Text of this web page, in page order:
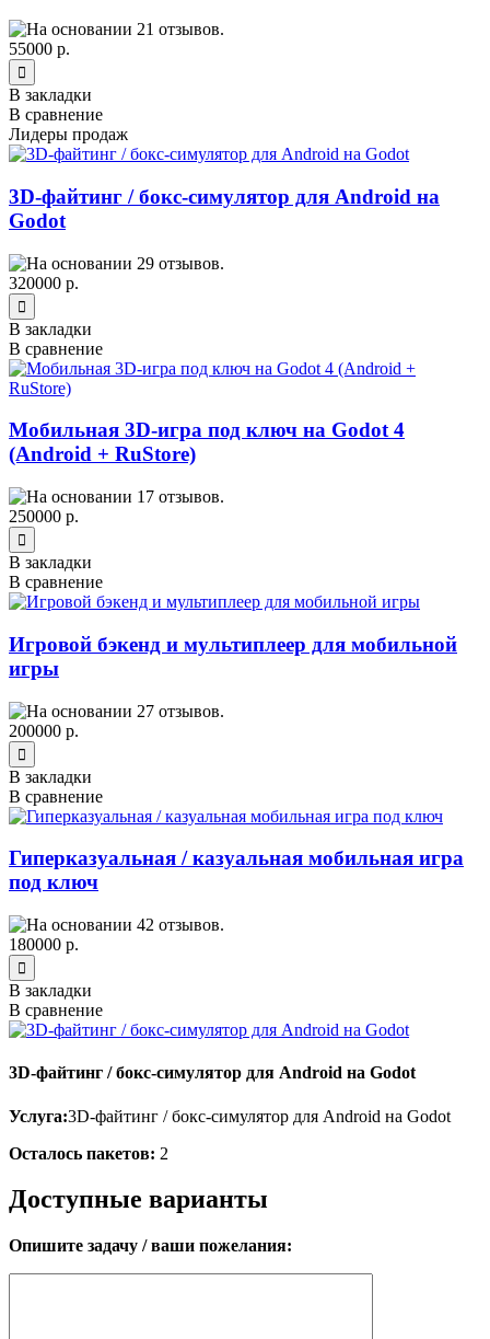
55000 р.
В закладки
В сравнение
Лидеры продаж
3D-файтинг / бокс-симулятор для Android на
Godot
320000 р.
В закладки
В сравнение
Мобильная 3D-игра под ключ на Godot 4
(Android + RuStore)
250000 р.
В закладки
В сравнение
Игровой бэкенд и мультиплеер для мобильной
игры
200000 р.
В закладки
В сравнение
Гиперказуальная / казуальная мобильная игра
под ключ
180000 р.
В закладки
В сравнение
3D-файтинг / бокс-симулятор для Android на Godot
Услуга:3D-файтинг / бокс-симулятор для Android на Godot
Осталось пакетов: 2
Доступные варианты
Опишите задачу / ваши пожелания: